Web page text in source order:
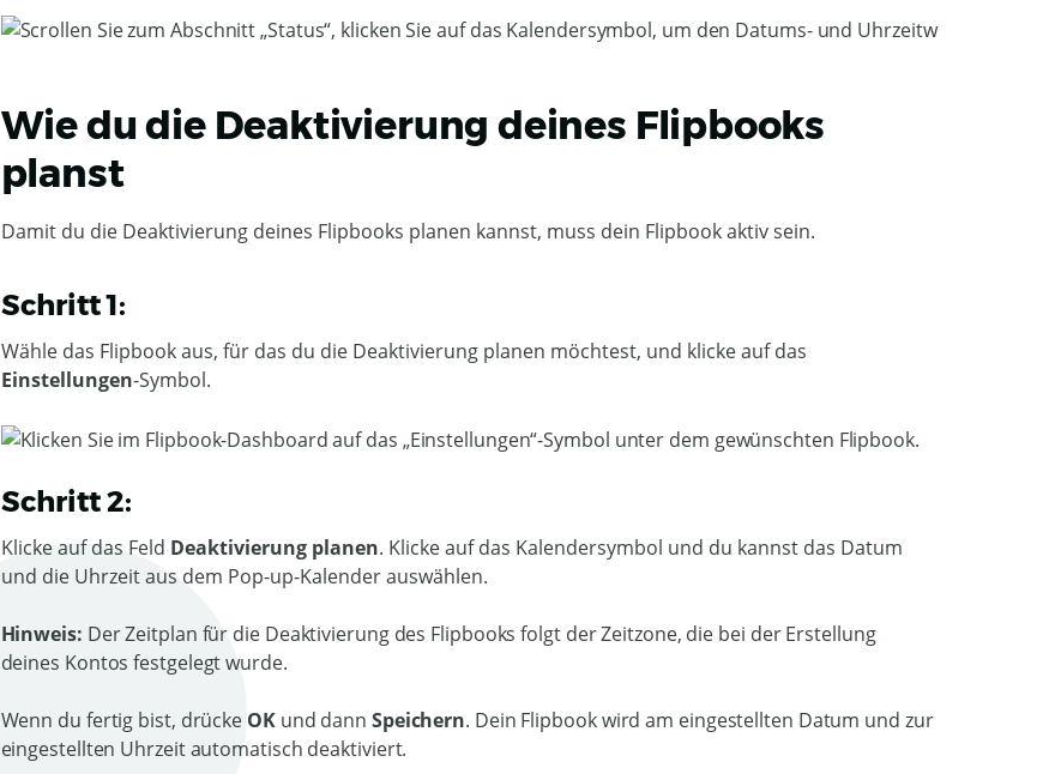
Wie du die Deaktivierung deines Flipbooks
planst
Damit du die Deaktivierung deines Flipbooks planen kannst, muss dein Flipbook aktiv sein.
Schritt 1:
Wähle das Flipbook aus, für das du die Deaktivierung planen möchtest, und klicke auf das
Einstellungen-Symbol.
Schritt 2:
Klicke auf das Feld Deaktivierung planen. Klicke auf das Kalendersymbol und du kannst das Datum
und die Uhrzeit aus dem Pop-up-Kalender auswählen.
Hinweis: Der Zeitplan für die Deaktivierung des Flipbooks folgt der Zeitzone, die bei der Erstellung
deines Kontos festgelegt wurde.
Wenn du fertig bist, drücke OKund dann Speichern. Dein Flipbook wird am eingestellten Datum und zur
eingestellten Uhrzeit automatisch deaktiviert.